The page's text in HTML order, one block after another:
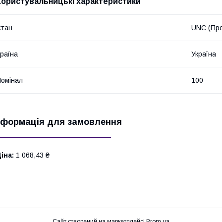
UNC
Україна
100
для замовлення
1 068,43 ₴